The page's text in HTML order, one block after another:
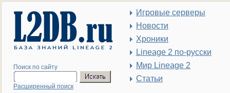
Поиск по сайту
Расширенный поиск
Игровые серверы
Новости
Хроники
Lineage 2 по-русски
Мир Lineage 2
Статьи